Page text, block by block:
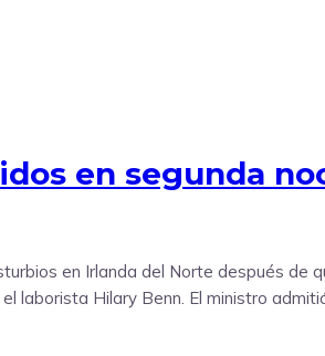
en segunda
en Irlanda del Norte después de
laborista Hilary Benn. El ministro